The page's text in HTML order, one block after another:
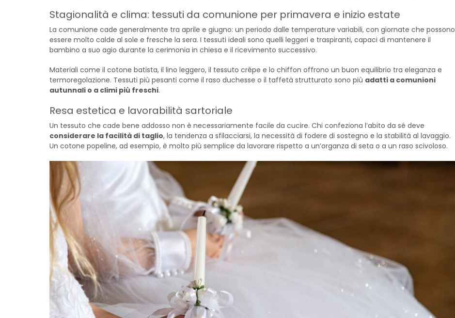
Stagionalità e clima: tessuti da comunione per primavera e inizio estate
La comunione cade generalmente tra aprile e giugno: un periodo dalle temperature variabili, con giornate che possono
essere molto calde al sole e fresche la sera. I tessuti ideali sono quelli leggeri e traspiranti, capaci di mantenere il
bambino a suo agio durante la cerimonia in chiesa e il ricevimento successivo.
Materiali come il cotone batista, il lino leggero, il tessuto crêpe e lo chiffon offrono un buon equilibrio tra eleganza e
termoregolazione. Tessuti più pesanti come il raso duchesse o il taffetà strutturato sono più adatti a comunioni
autunnali o a climi più freschi.
Resa estetica e lavorabilità sartoriale
Un tessuto che cade bene addosso non è necessariamente facile da cucire. Chi confeziona l’abito da sé deve
considerare la facilità di taglio, la tendenza a sfilacciarsi, la necessità di fodere di sostegno e la stabilità al lavaggio.
Un cotone popeline, ad esempio, è molto più semplice da lavorare rispetto a un’organza di seta o a un raso scivoloso.